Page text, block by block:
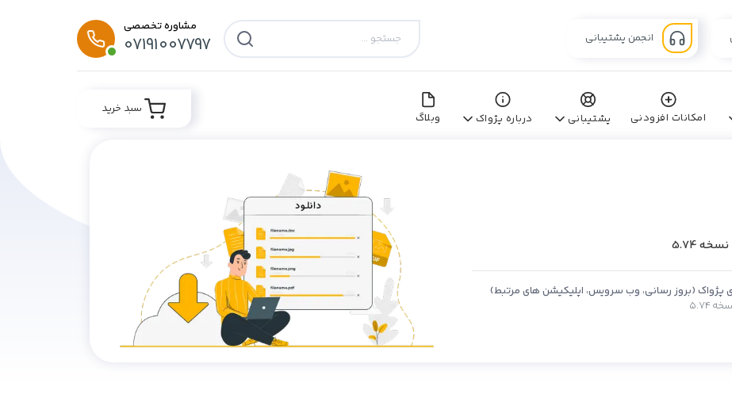
انجمن پشتیبانی
مشاوره تخصصی
07191007797
امکانات افزودنی پشتیبانی درباره پژواک وبلاگ
سبد خرید
5.74
پژواک (بروز رسانی، وب سرویس، اپلیکیشن های مرتبط)
5.74